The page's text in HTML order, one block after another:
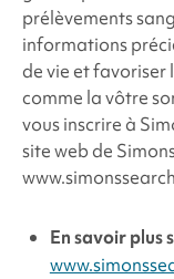
prélèvements
informations
de vie et favoriser
comme la vôtre
vous inscrire à
site web de
En savoir plus